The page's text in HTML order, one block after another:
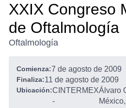
XXIX Congreso
de Oftalmología
Oftalmología
Comienza:7 de agosto de 2009
Finaliza:11 de agosto de 2009
Ubicación:CINTERMEX
-
Álvaro